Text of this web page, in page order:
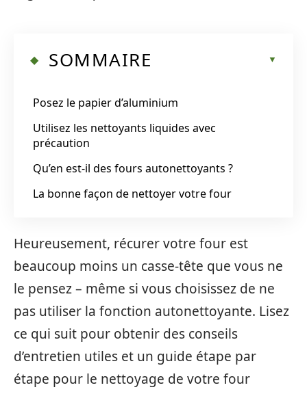
SOMMAIRE
Posez le papier d’aluminium
Utilisez les nettoyants liquides avec
précaution
Qu’en est-il des fours autonettoyants ?
La bonne façon de nettoyer votre four
Heureusement, récurer votre four est
beaucoup moins un casse-tête que vous ne
le pensez – même si vous choisissez de ne
pas utiliser la fonction autonettoyante. Lisez
ce qui suit pour obtenir des conseils
d’entretien utiles et un guide étape par
étape pour le nettoyage de votre four